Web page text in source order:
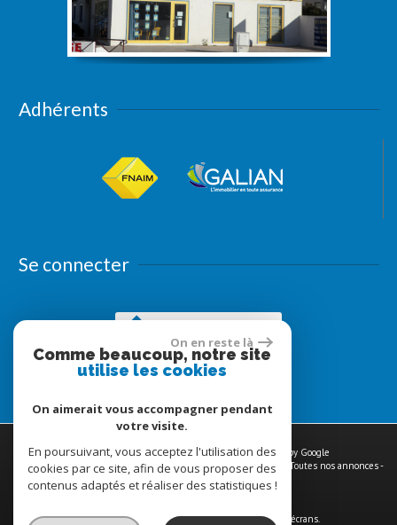
Adhérents
Se connecter
© 2026 | Tous droits réservés | Traduction powered by Google
Plan du site- Mentions légales-Nos honoraires-Liens- Admin Toutes nos annonces-
Politique RGPD
un seul site adaptable à tous les types d'écrans.
On en reste là
Comme beaucoup, notre site
utilise les cookies
On aimerait vous accompagner pendant
votre visite.
En poursuivant, vous acceptez l'utilisation des
cookies par ce site, afin de vous proposer des
contenus adaptés et réaliser des statistiques !